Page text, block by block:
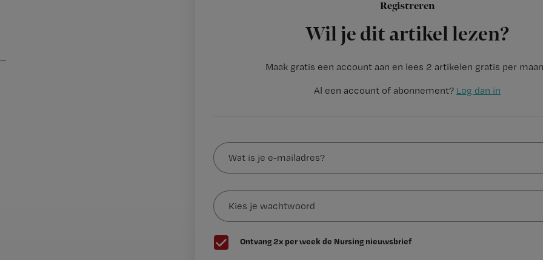
Registreren
Wil je dit artikel lezen?
Maak gratis een account aan en lees 2 artikelen gratis per
Al een account of abonnement? Log dan in
Wat
is
je
mailadres?
*
Kies
je
wachtwoord
G
e
Ontvang 2x per week de Nursing nieuwsbrief
…